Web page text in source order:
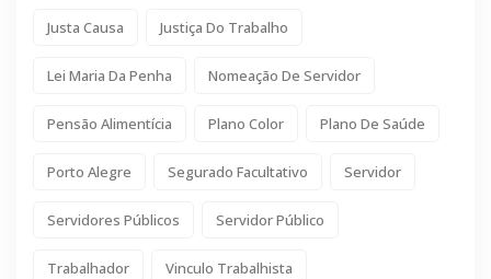
Justa Causa Justiça Do Trabalho
Lei Maria Da Penha Nomeação De Servidor
Pensão Alimentícia Plano Color Plano De Saúde
Porto Alegre Segurado Facultativo Servidor
Servidores Públicos Servidor Público
Trabalhador Vinculo Trabalhista